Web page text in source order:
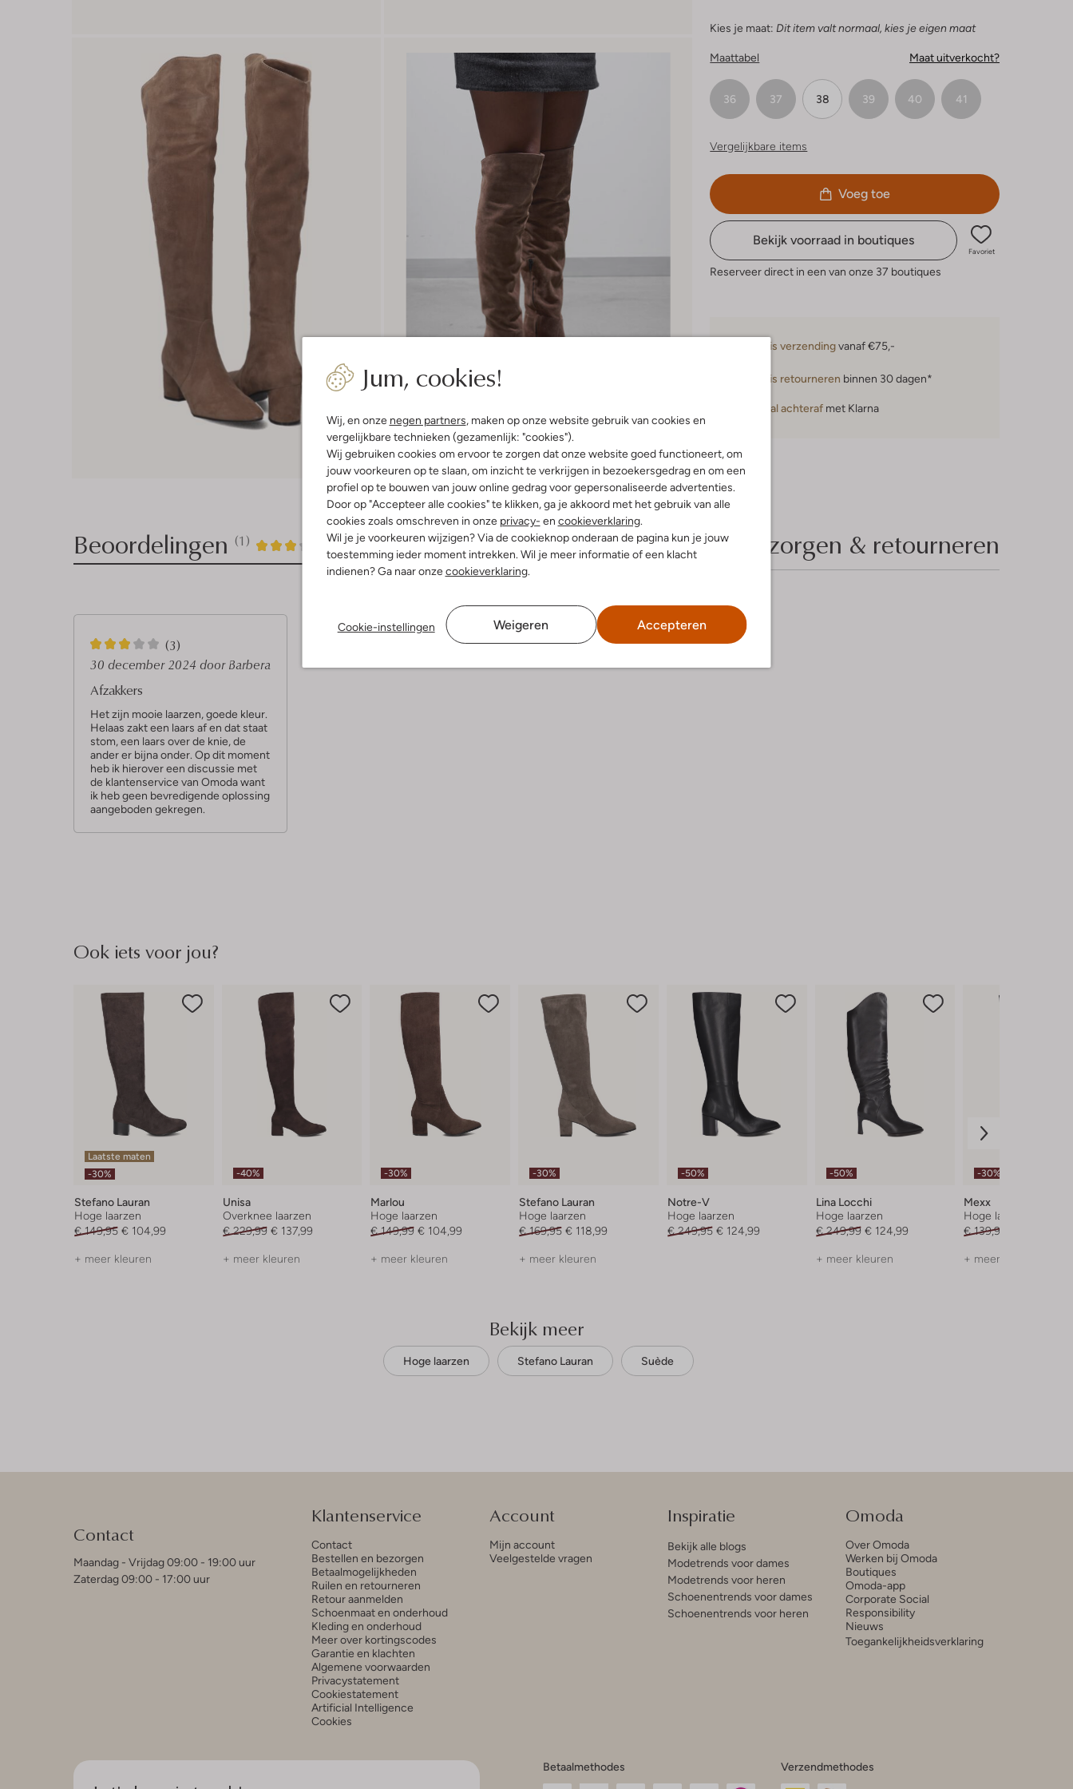
Jum, cookies!
Wij, en onze negen partners, maken op onze website gebruik van cookies en
vergelijkbare technieken (gezamenlijk: "cookies").
Wij gebruiken cookies om ervoor te zorgen dat onze website goed functioneert, om
jouw voorkeuren op te slaan, om inzicht te verkrijgen in bezoekersgedrag en om een
profiel op te bouwen van jouw online gedrag voor gepersonaliseerde advertenties.
Door op "Accepteer alle cookies" te klikken, ga je akkoord met het gebruik van alle
cookies zoals omschreven in onze privacy- en cookieverklaring.
Wil je je voorkeuren wijzigen? Via de cookieknop onderaan de pagina kun je jouw
toestemming ieder moment intrekken. Wil je meer informatie of een klacht
indienen? Ga naar onzecookieverklaring.
Cookie-instellingen Weigeren Accepteren
Kies je maat: Dit item valt normaal, kies je eigen maat
Maattabel Maat uitverkocht?
36 37 38 39 40 41
Vergelijkbare items
Voeg toe
Bekijk voorraad in boutiques
Favoriet
Reserveer direct in een van onze 37 boutiques
Gratis verzendingvanaf €75,-
Gratis retourneren binnen 30 dagen*
Betaal achteraf met Klarna
Product informatie
Beoordelingen (1) 3 /5
1
3
Bezorgen & retourneren
3
S
t
e
r
r
e
n
(3)
30 december 2024 door Barbera
Afzakkers
Het zijn mooie laarzen, goede kleur.
Helaas zakt een laars af en dat staat
stom, een laars over de knie, de
ander er bijna onder. Op dit moment
heb ik hierover een discussie met
de klantenservice van Omoda want
ik heb geen bevredigende oplossing
aangeboden gekregen.
Ook iets voor jou?
Laatste maten
-30%
Stefano Lauran
Hoge laarzen
€ 149,95 € 104,99
+ meer kleuren
-40%
Unisa
Overknee laarzen
€ 229,99 € 137,99
+ meer kleuren
-30%
Marlou
Hoge laarzen
€ 149,99 € 104,99
+ meer kleuren
-30%
Stefano Lauran
Hoge laarzen
€ 169,95 € 118,99
+ meer kleuren
-50%
Notre-V
Hoge laarzen
€ 249,95 € 124,99
-50%
Lina Locchi
Hoge laarzen
€ 249,99 € 124,99
+ meer kleuren
-30%
Mexx
Hoge laarzen
€ 139,99
+ meer kleuren
Bekijk meer
Hoge laarzen Stefano Lauran Suède
Contact
Maandag - Vrijdag 09:00 - 19:00 uur
Zaterdag 09:00 - 17:00 uur
Klantenservice
Contact
Bestellen en bezorgen
Betaalmogelijkheden
Ruilen en retourneren
Retour aanmelden
Schoenmaat en onderhoud
Kleding en onderhoud
Meer over kortingscodes
Garantie en klachten
Algemene voorwaarden
Privacystatement
Cookiestatement
Artificial Intelligence
Cookies
Account
Mijn account
Veelgestelde vragen
Inspiratie
Bekijk alle blogs
Modetrends voor dames
Modetrends voor heren
Schoenentrends voor dames
Schoenentrends voor heren
Omoda
Over Omoda
Werken bij Omoda
Boutiques
Omoda-app
Corporate Social
Responsibility
Nieuws
Toegankelijkheidsverklaring
Betaalmethodes Verzendmethodes